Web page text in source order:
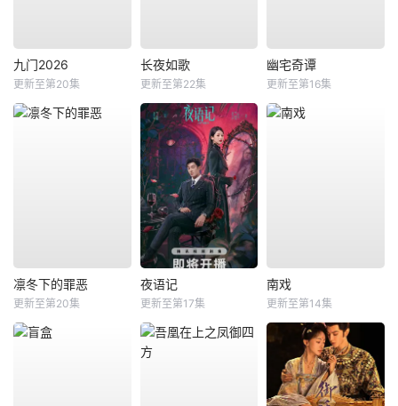
九门2026
更新至第20集
长夜如歌
更新至第22集
幽宅奇谭
更新至第16集
凛冬下的罪恶
更新至第20集
夜语记
更新至第17集
南戏
更新至第14集